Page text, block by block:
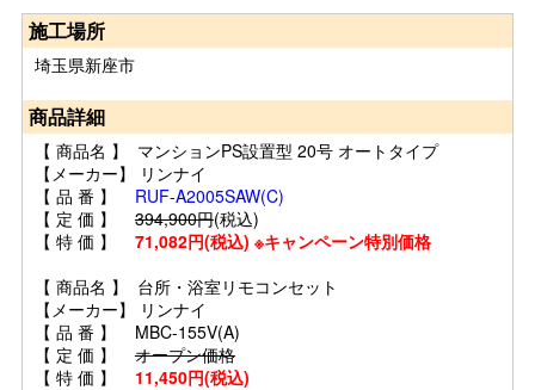
施工場所
埼玉県新座市
商品詳細
【 商品名 】 マンションPS設置型 20号 オートタイプ
【メーカー】 リンナイ
【 品 番 】 RUF-A2005SAW(C)
【 定 価 】 394,900円(税込)
【 特 価 】 71,082円(税込) ※キャンペーン特別価格
【 商品名 】 台所・浴室リモコンセット
【メーカー】 リンナイ
【 品 番 】 MBC-155V(A)
【 定 価 】 オープン価格
【 特 価 】 11,450円(税込)